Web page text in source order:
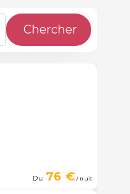
Chercher
Du 76 €/ nuit